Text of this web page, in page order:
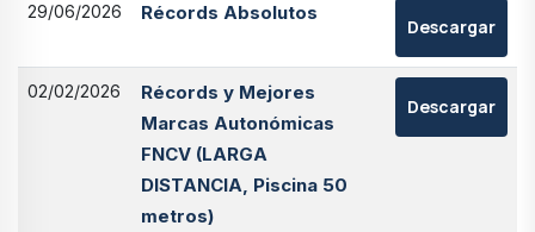
29/06/2026 Récords Absolutos
Descargar
02/02/2026
Récords y Mejores
Marcas Autonómicas
FNCV (LARGA
DISTANCIA, Piscina 50
metros)
Descargar